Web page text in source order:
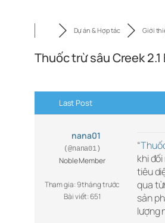
Dự án & Hợp tác Giới
Thuốc trừ sâu Creek
Last Post
nana01
(@nana01)
Noble Member
Tham gia: 9 tháng trước
Bài viết: 651
“
khi
tiêu
qua
sản
lượng